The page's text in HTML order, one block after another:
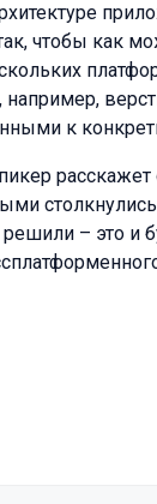
чтобы как
к
расскажет
– это и